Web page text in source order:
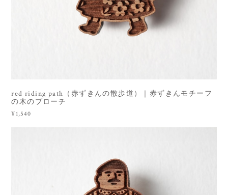
red riding path（赤ずきんの散歩道）｜赤ずきんモチーフ
の木のブローチ
¥1,540